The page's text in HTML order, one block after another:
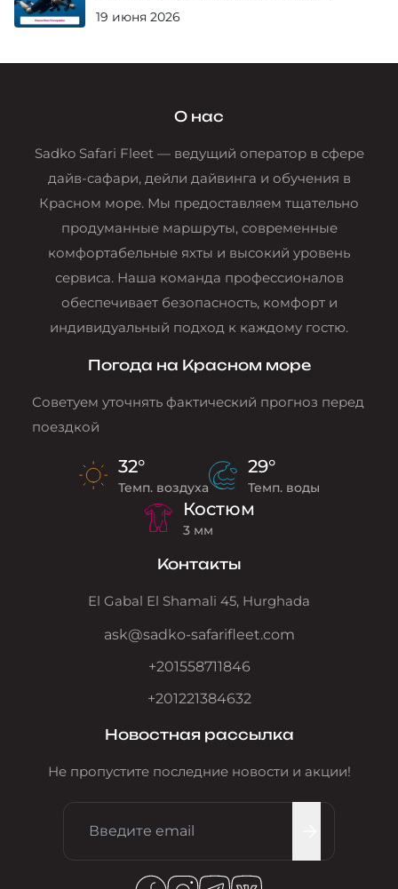
19 июня 2026
О нас
Sadko Safari Fleet — ведущий оператор в сфере
дайв-сафари, дейли дайвинга и обучения в
Красном море. Мы предоставляем тщательно
продуманные маршруты, современные
комфортабельные яхты и высокий уровень
сервиса. Наша команда профессионалов
обеспечивает безопасность, комфорт и
индивидуальный подход к каждому гостю.
Погода на Красном море
Советуем уточнять фактический прогноз перед
поездкой
32°
Темп. воздуха
29°
Темп. воды
Костюм
3 мм
Контакты
El Gabal El Shamali 45, Hurghada
ask@sadko-safarifleet.com
+201558711846
+201221384632
Новостная рассылка
Не пропустите последние новости и акции!